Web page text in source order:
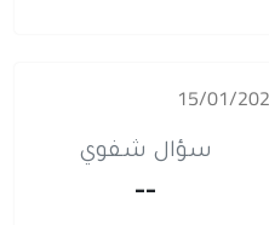
سؤال شفوي
--